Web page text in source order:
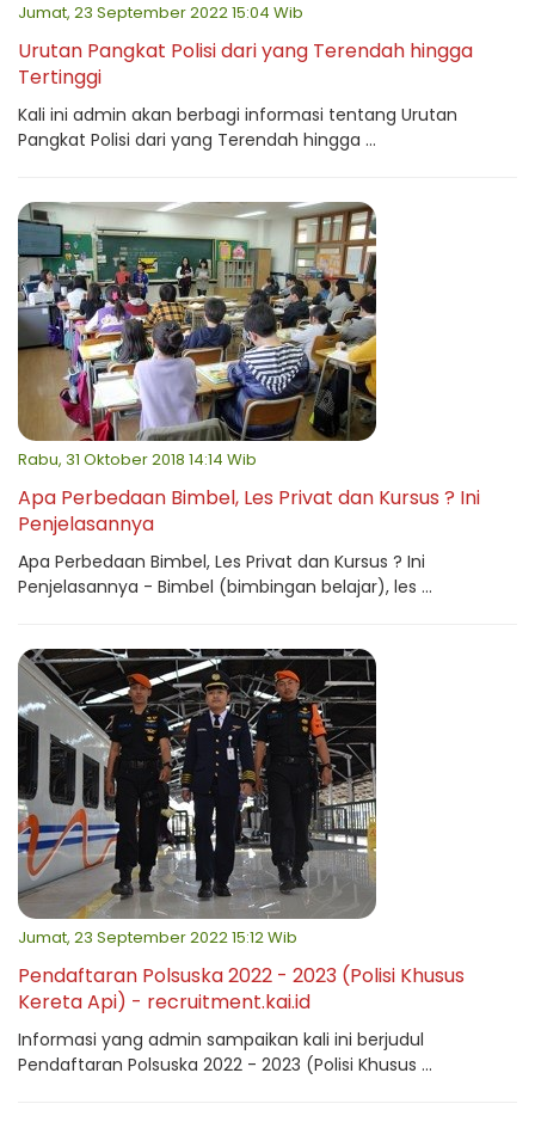
Jumat, 23 September 2022 15:04 Wib
Urutan Pangkat Polisi dari yang Terendah hingga
Tertinggi
Kali ini admin akan berbagi informasi tentang Urutan
Pangkat Polisi dari yang Terendah hingga ...
Rabu, 31 Oktober 2018 14:14 Wib
Apa Perbedaan Bimbel, Les Privat dan Kursus ? Ini
Penjelasannya
Apa Perbedaan Bimbel, Les Privat dan Kursus ? Ini
Penjelasannya - Bimbel (bimbingan belajar), les ...
Jumat, 23 September 2022 15:12 Wib
Pendaftaran Polsuska 2022 - 2023 (Polisi Khusus
Kereta Api) - recruitment.kai.id
Informasi yang admin sampaikan kali ini berjudul
Pendaftaran Polsuska 2022 - 2023 (Polisi Khusus ...